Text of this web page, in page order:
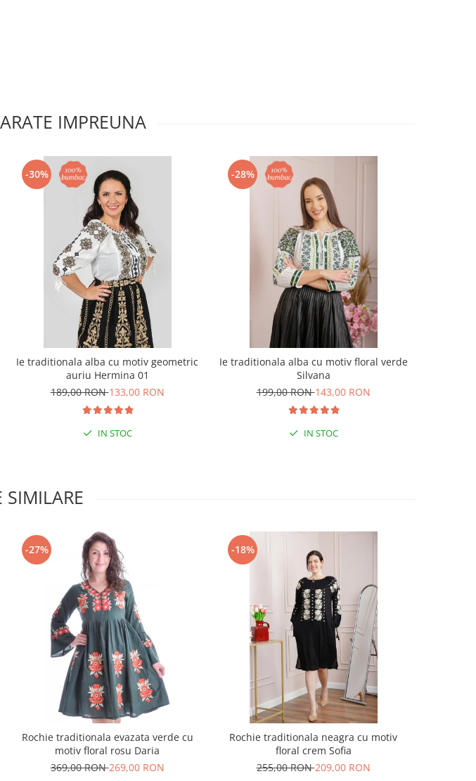
IMPREUNA
-30%
Ie traditionala alba cu motiv geometric
auriu Hermina 01
189,00 RON133,00 RON
IN STOC
-28%
Ie traditionala alba cu motiv floral verde
Silvana
199,00 RON143,00 RON
IN STOC
SIMILARE
-27%
Rochie traditionala evazata verde cu
motiv floral rosu Daria
369,00 RON269,00 RON
-18%
Rochie traditionala neagra cu motiv
floral crem Sofia
255,00 RON209,00 RON